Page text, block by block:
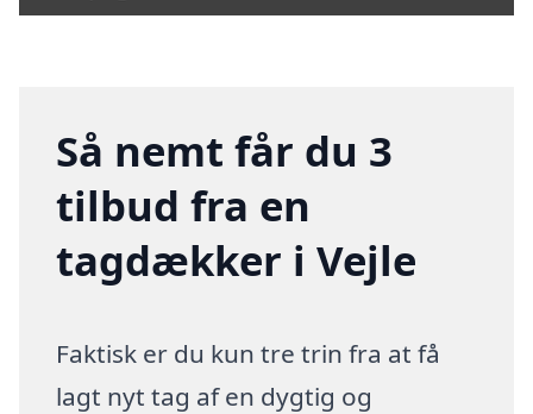
Så nemt får du 3
tilbud fra en
tagdækker i Vejle
Faktisk er du kun tre trin fra at få
lagt nyt tag af en dygtig og